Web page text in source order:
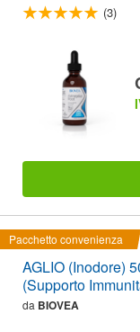
(3)
Pacchetto convenienza
AGLIO (Inodore)
(Supporto
da BIOVEA